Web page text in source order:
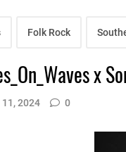
Folk Rock
x
2024 0